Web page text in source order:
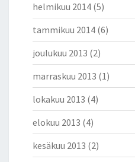
helmikuu 2014 (5)
tammikuu 2014 (6)
joulukuu 2013 (2)
marraskuu 2013 (1)
lokakuu 2013 (4)
elokuu 2013 (4)
kesäkuu 2013 (2)